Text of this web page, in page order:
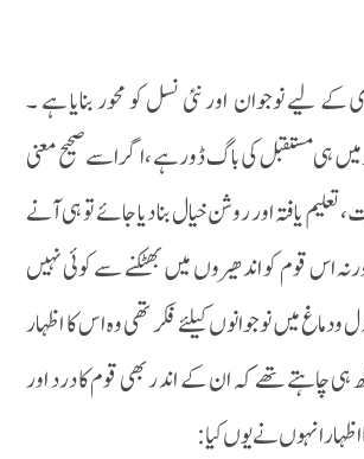
کے لیے نوجوان اور نئی نسل کو محور بنایا ہے ۔
ہی مستقبل کی باگ ڈور ہے ، اگر اسے صحیح معنی
یافتہ اور روشن خیال بنا دیا جائے تو ہی آنے
اس قوم کو اندھیروں میں بھٹکنے سے کوئی نہیں
میں نوجوانوں کیلئے فکر تھی وہ ا س کا اظہار
ہی چاہتے تھے کہ ان کے اند ر بھی قوم کا درد اور
انہوں نے یوں کیا: